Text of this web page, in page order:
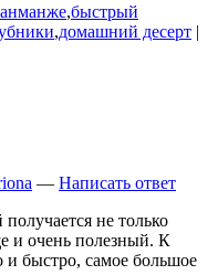
,быстрый
,домашний десерт |
— Написать ответ
не только
и очень полезный. К
и быстро, самое большое